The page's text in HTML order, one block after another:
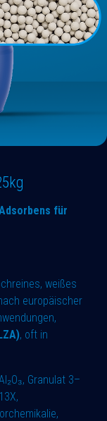
für
weißes
europäischer
, oft in
Granulat 3–